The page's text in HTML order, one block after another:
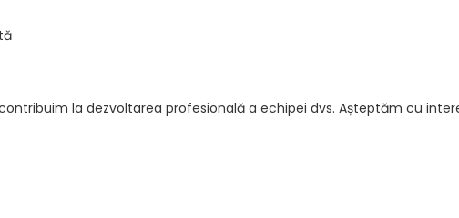
la dezvoltarea profesională a echipei dvs. Așteptăm cu